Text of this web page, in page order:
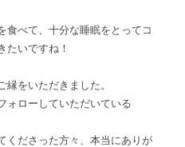
食べて、十分な睡眠をとってコ
たいですね！
をいただきました。
ォローしていただいている
くださった方々、本当にありが